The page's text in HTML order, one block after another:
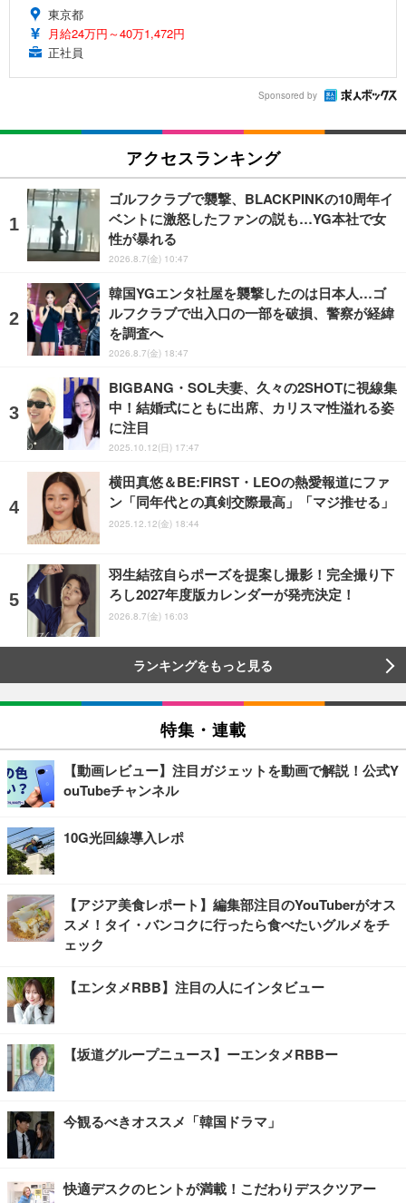
東京都
月給24万円～40万1,472円
正社員
Sponsored by
アクセスランキング
ゴルフクラブで襲撃、BLACKPINKの10周年イ
ベントに激怒したファンの説も…YG本社で女
性が暴れる
2026.8.7(金) 10:47
韓国YGエンタ社屋を襲撃したのは日本人…ゴ
ルフクラブで出入口の一部を破損、警察が経緯
を調査へ
2026.8.7(金) 18:47
BIGBANG・SOL夫妻、久々の2SHOTに視線集
中！結婚式にともに出席、カリスマ性溢れる姿
に注目
2025.10.12(日) 17:47
横田真悠＆BE:FIRST・LEOの熱愛報道にファ
ン「同年代との真剣交際最高」「マジ推せる」
2025.12.12(金) 18:44
羽生結弦自らポーズを提案し撮影！完全撮り下
ろし2027年度版カレンダーが発売決定！
2026.8.7(金) 16:03
ランキングをもっと見る
特集・連載
【動画レビュー】注目ガジェットを動画で解説！公式Y
ouTubeチャンネル
10G光回線導入レポ
【アジア美食レポート】編集部注目のYouTuberがオス
スメ！タイ・バンコクに行ったら食べたいグルメをチ
ェック
【エンタメRBB】注目の人にインタビュー
【坂道グループニュース】ーエンタメRBBー
今観るべきオススメ「韓国ドラマ」
快適デスクのヒントが満載！こだわりデスクツアー